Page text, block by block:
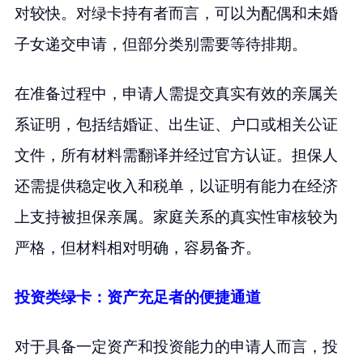
对较快。对绿卡持有者而言，可以为配偶和未婚
子女递交申请，但部分类别需要等待排期。
在准备过程中，申请人需提交真实有效的亲属关
系证明，包括结婚证、出生证、户口或相关公证
文件，所有材料需翻译并经过官方认证。担保人
还需提供稳定收入和税单，以证明有能力在经济
上支持被担保亲属。家庭关系的真实性审核较为
严格，但材料相对明确，容易备齐。
投资类绿卡：资产充足者的便捷通道
对于具备一定资产和投资能力的申请人而言，投